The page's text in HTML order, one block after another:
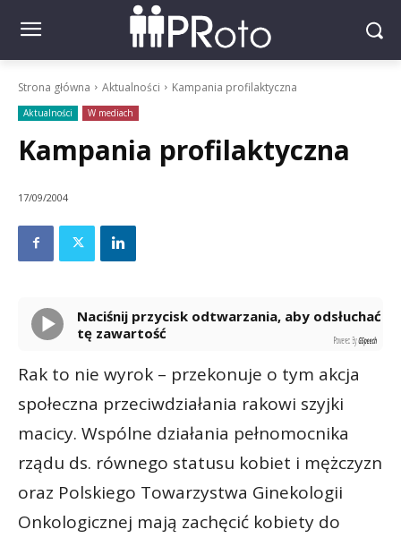
Strona główna Aktualności Kampania profilaktyczna
Aktualności W mediach
Kampania profilaktyczna
17/09/2004
Naciśnij przycisk odtwarzania, aby odsłuchać
tę zawartość
Powered By GSpeech
Rak to nie wyrok – przekonuje o tym akcja
społeczna przeciwdziałania rakowi szyjki
macicy. Wspólne działania pełnomocnika
rządu ds. równego statusu kobiet i mężczyzn
oraz Polskiego Towarzystwa Ginekologii
Onkologicznej mają zachęcić kobiety do